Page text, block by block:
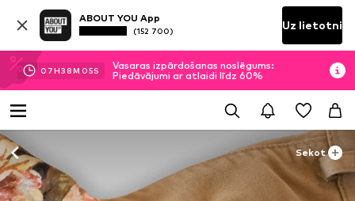
ABOUT YOU App
(152 700) Uz lietotni
07H38M 03S
Vasaras izpārdošanas noslēgums:
Piedāvājumi ar atlaidi līdz 60%
Sekot